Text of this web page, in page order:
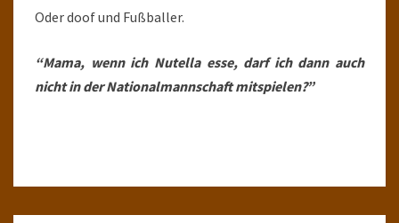
Oder doof und Fußballer.
“Mama, wenn ich Nutella esse, darf ich dann auch
nicht in der Nationalmannschaft mitspielen?”